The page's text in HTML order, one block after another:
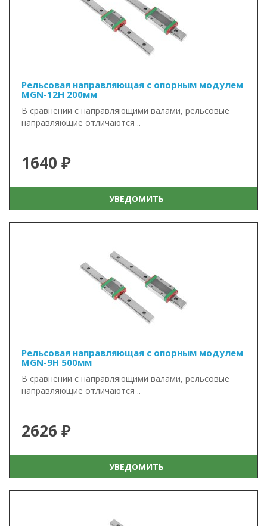
Рельсовая направляющая с опорным модулем
MGN-12H 200мм
В сравнении с направляющими валами, рельсовые
направляющие отличаются ..
1640 ₽
УВЕДОМИТЬ
Рельсовая направляющая с опорным модулем
MGN-9H 500мм
В сравнении с направляющими валами, рельсовые
направляющие отличаются ..
2626 ₽
УВЕДОМИТЬ